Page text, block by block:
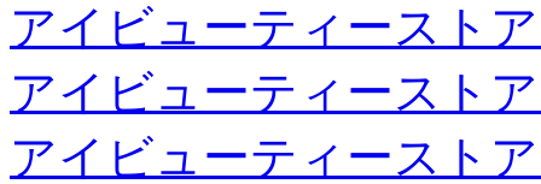
アイビューティースト
アイビューティースト
アイビューティースト